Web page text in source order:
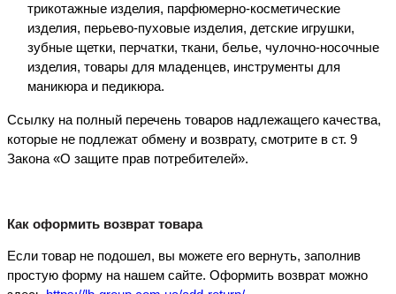
трикотажные изделия, парфюмерно-косметические
изделия, перьево-пуховые изделия, детские игрушки,
зубные щетки, перчатки, ткани, белье, чулочно-носочные
изделия, товары для младенцев, инструменты для
маникюра и педикюра.
Ccылку на полный перечень товаров надлежащего качества,
которые не подлежат обмену и возврату, смотрите в ст. 9
Закона «О защите прав потребителей».
Как оформить возврат товара
Если товар не подошел, вы можете его вернуть, заполнив
простую форму на нашем сайте. Оформить возврат можно